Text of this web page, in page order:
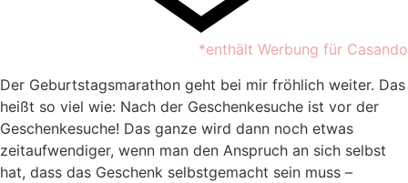
*enthält Werbung für Casando
Der Geburtstagsmarathon geht bei mir fröhlich weiter. Das
heißt so viel wie: Nach der Geschenkesuche ist vor der
Geschenkesuche! Das ganze wird dann noch etwas
zeitaufwendiger, wenn man den Anspruch an sich selbst
hat, dass das Geschenk selbstgemacht sein muss –